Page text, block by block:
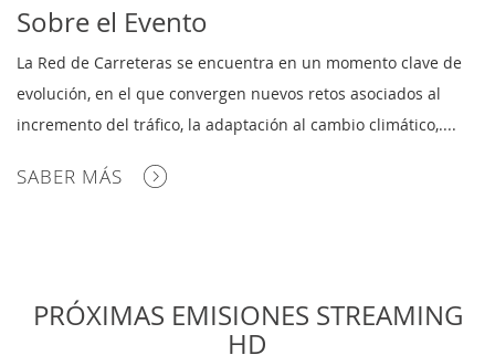
TRANSFORMACIÓN
EXPERIENCE
CUENTA
Sobre el Evento
La Red de Carreteras se encuentra en un momento clave de
evolución, en el que convergen nuevos retos asociados al
incremento del tráfico, la adaptación al cambio climático,....
SABER MÁS
PRÓXIMAS EMISIONES STREAMING
HD